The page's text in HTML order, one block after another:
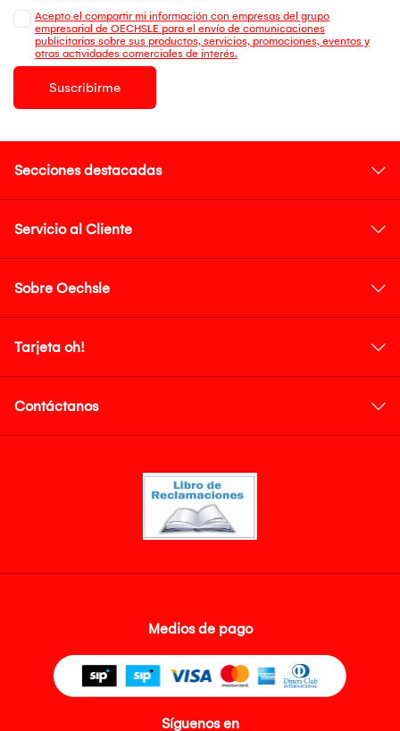
Acepto el compartir mi información con empresas del grupo
empresarial de OECHSLE para el envío de comunicaciones
publicitarias sobre sus productos, servicios, promociones, eventos y
otras actividades comerciales de interés.
Suscribirme
Secciones destacadas
Servicio al Cliente
Sobre Oechsle
Tarjeta oh!
Contáctanos
Medios de pago
Síguenos en